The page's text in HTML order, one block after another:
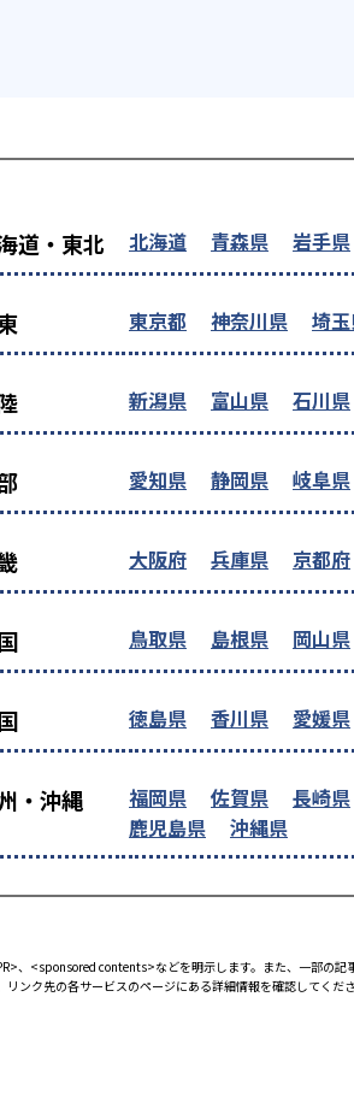
道・東北 北海道 青森県 岩手県
東京都 神奈川県 埼
新潟県 富山県 石川県
愛知県 静岡県 岐阜県
大阪府 兵庫県 京都府
鳥取県 島根県 岡山県
徳島県 香川県 愛媛県
・沖縄 福岡県 佐賀県 長崎県
鹿児島県
沖縄県
、<sponsored contents>などを明示します。また、一部の
ンク先の各サービスのページにある詳細情報を確認してくださ